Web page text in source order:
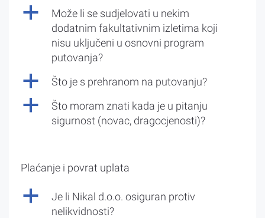
a
Može li se sudjelovati u nekim
dodatnim fakultativnim izletima koji
nisu uključeni u osnovni program
putovanja?
a Što je s prehranom na putovanju?
a
Što moram znati kada je u pitanju
sigurnost (novac, dragocjenosti)?
Plaćanje i povrat uplata
a
Je li Nikal d.o.o. osiguran protiv
nelikvidnosti?